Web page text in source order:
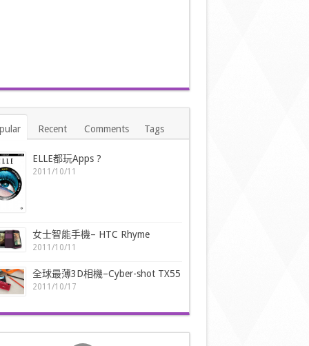
Recent Comments Tags
ELLE都玩Apps ?
2011/10/11
女士智能手機– HTC Rhyme
2011/10/11
全球最薄3D相機–Cyber-shot TX55
2011/10/17